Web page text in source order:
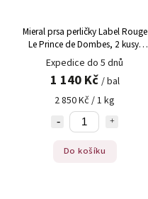
Mieral prsa perličky Label Rouge
Le Prince de Dombes, 2 kusy,
Otto Gourmet, mražené, cca
400 g
Expedice do 5 dnů
1 140 Kč / bal
2 850 Kč / 1 kg
Do košíku